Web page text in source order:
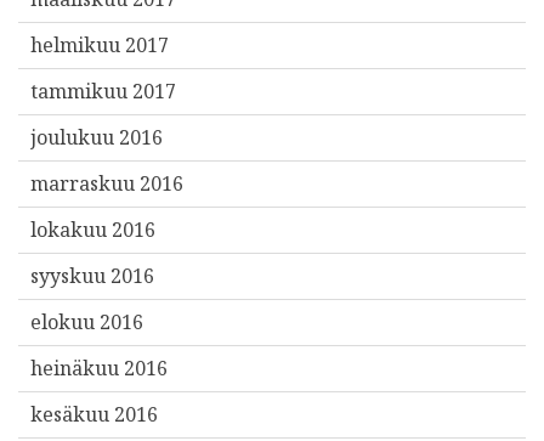
helmikuu 2017
tammikuu 2017
joulukuu 2016
marraskuu 2016
lokakuu 2016
syyskuu 2016
elokuu 2016
heinäkuu 2016
kesäkuu 2016